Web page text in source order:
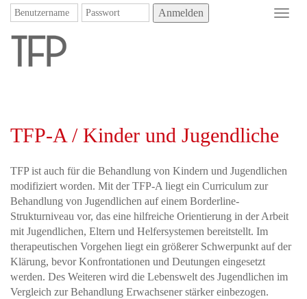
Anmelden
TFP-A / Kinder und Jugendliche
TFP ist auch für die Behandlung von Kindern und Jugendlichen
modifiziert worden. Mit der TFP-A liegt ein Curriculum zur
Behandlung von Jugendlichen auf einem Borderline-
Strukturniveau vor, das eine hilfreiche Orientierung in der Arbeit
mit Jugendlichen, Eltern und Helfersystemen bereitstellt. Im
therapeutischen Vorgehen liegt ein größerer Schwerpunkt auf der
Klärung, bevor Konfrontationen und Deutungen eingesetzt
werden. Des Weiteren wird die Lebenswelt des Jugendlichen im
Vergleich zur Behandlung Erwachsener stärker einbezogen.